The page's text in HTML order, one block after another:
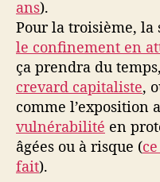
ans).
Pour la troisième, la
le confinement en
ça prendra du temps,
crevard capitaliste,
comme l’exposition
vulnérabilité en
âgées ou à risque (
fait).